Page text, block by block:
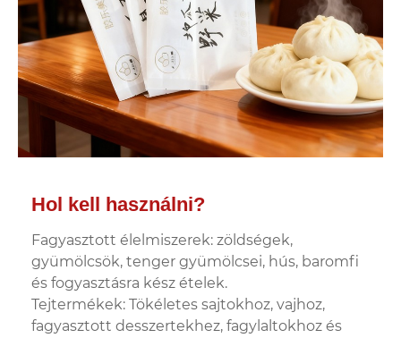
Hol kell használni?
Fagyasztott élelmiszerek: zöldségek,
gyümölcsök, tenger gyümölcsei, hús, baromfi
és fogyasztásra kész ételek.
Tejtermékek: Tökéletes sajtokhoz, vajhoz,
fagyasztott desszertekhez, fagylaltokhoz és